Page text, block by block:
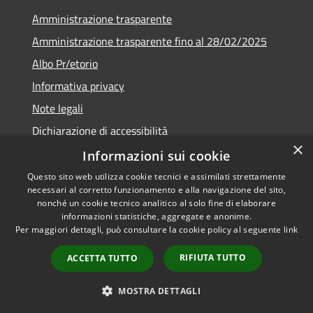
Amministrazione trasparente
Amministrazione trasparente fino al 28/02/2025
Albo Pr/etorio
Informativa privacy
Note legali
Dichiarazione di accessibilità
Obiettivi di accessibilità
RSS
Accessibilità
Copyright © 2026 • Comune di
Municipium•
Accesso
redazione
×
Informazioni sui cookie
Questo sito web utilizza cookie tecnici e assimilati strettamente
necessari al corretto funzionamento e alla navigazione del sito,
nonché un cookie tecnico analitico al solo fine di elaborare
informazioni statistiche, aggregate e anonime.
Per maggiori dettagli, può consultare la cookie policy al seguente link
ACCETTA TUTTO RIFIUTA TUTTO
MOSTRA DETTAGLI